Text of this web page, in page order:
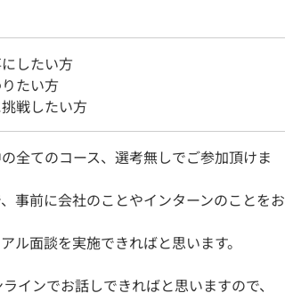
したい方
たい方
戦したい方
の全てのコース、選考無しでご参加頂けま
事前に会社のことやインターンのことをお
ル面談を実施できればと思います。
インでお話しできればと思いますので、